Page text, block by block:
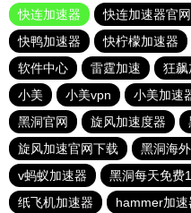
快连加速器
快连加速器官
快鸭加速器
快柠檬加速器
软件中心
雷霆加速 狂飙
小美
小美vpn 小美加速
黑洞官网
旋风加速度器
旋风加速官网下载
黑洞海
v蚂蚁加速器
黑洞每天免费
纸飞机加速器
hammer加速